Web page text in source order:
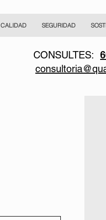
CALIDAD SEGURIDAD
CONSULTES: